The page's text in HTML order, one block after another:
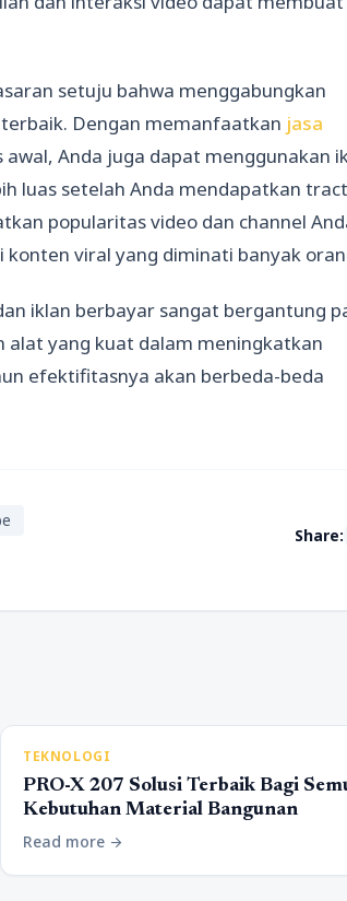
setuju bahwa menggabungkan
Dengan memanfaatkan jasa
Anda juga dapat menggunakan
luas setelah Anda mendapatkan
popularitas video dan channel
viral yang diminati banyak
iklan berbayar sangat bergantung
alat yang kuat dalam meningkatkan
efektifitasnya akan berbeda-beda
Share:
TEKNOLOGI
PRO-X 207 Solusi Terbaik Bagi
Kebutuhan Material Bangunan
Read more arrow_forward